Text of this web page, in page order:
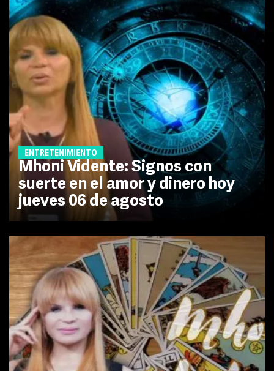
ENTRETENIMIENTO
Mhoni Vidente: Signos con
suerte en el amor y dinero hoy
jueves 06 de agosto